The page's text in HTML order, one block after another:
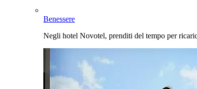
Benessere
Negli hotel Novotel, prenditi del tempo per